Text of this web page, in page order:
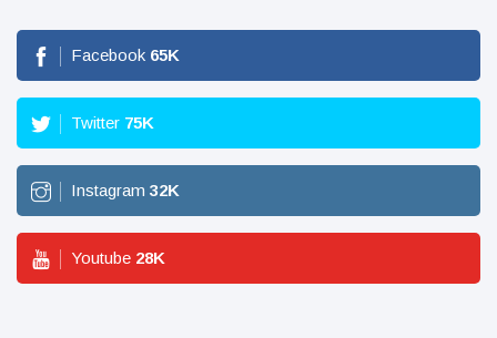
Facebook 65K
Twitter 75K
Instagram 32K
Youtube 28K